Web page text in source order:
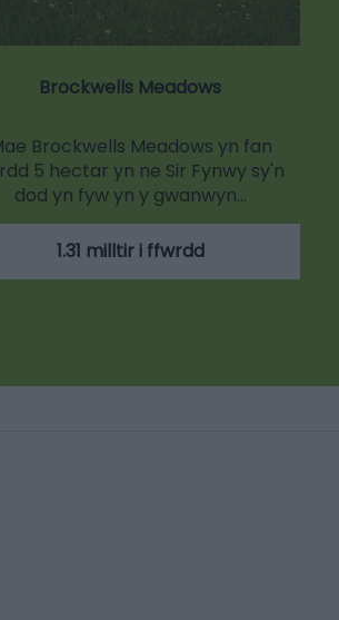
Brockwells Meadows
Brockwells Meadows yn fan
5 hectar yn ne Sir Fynwy sy'n
dod yn fyw yn y gwanwyn…
1.31 milltir i ffwrdd